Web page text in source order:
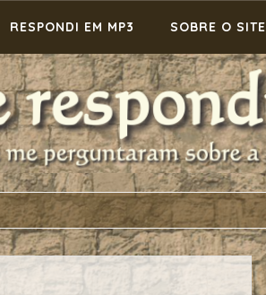
RESPONDI EM MP3 SOBRE O SITE